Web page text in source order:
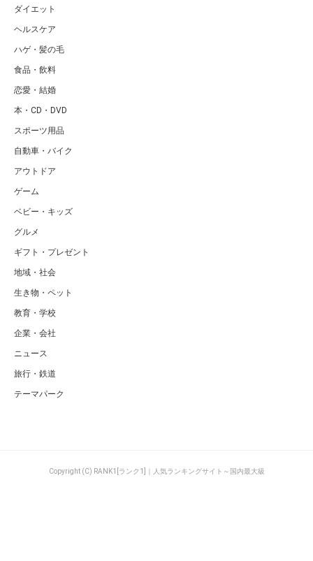
ダイエット
ヘルスケア
ハゲ・髪の毛
食品・飲料
恋愛・結婚
本・CD・DVD
スポーツ用品
自動車・バイク
アウトドア
ゲーム
ベビー・キッズ
グルメ
ギフト・プレゼント
地域・社会
生き物・ペット
教育・学校
企業・会社
ニュース
旅行・鉄道
テーマパーク
Copyright (C) RANK1[ランク1]｜人気ランキングサイト～国内最大級